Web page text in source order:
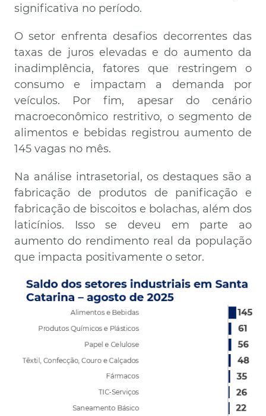
significativa no período.
O setor enfrenta desafios decorrentes das
taxas de juros elevadas e do aumento da
inadimplência, fatores que restringem o
consumo e impactam a demanda por
veículos. Por fim, apesar do cenário
macroeconômico restritivo, o segmento de
alimentos e bebidas registrou aumento de
145 vagas no mês.
Na análise intrasetorial, os destaques são a
fabricação de produtos de panificação e
fabricação de biscoitos e bolachas, além dos
laticínios. Isso se deveu em parte ao
aumento do rendimento real da população
que impacta positivamente o setor.
Imagem